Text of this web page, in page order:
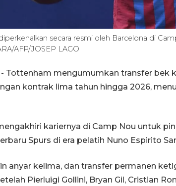
secara resmi oleh Barcelona di
AFP/JOSEP LAGO
Tottenham mengumumkan transfer bek
kontrak lima tahun hingga 2026,
kariernya di Camp Nou untuk
Spurs di era pelatih Nuno Espirito
anyar kelima, dan transfer permanen
Pierluigi Gollini, Bryan Gil, Cristian